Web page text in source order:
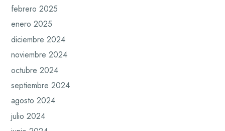
febrero 2025
enero 2025
diciembre 2024
noviembre 2024
octubre 2024
septiembre 2024
agosto 2024
julio 2024